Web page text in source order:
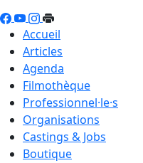
Accueil
Articles
Agenda
Filmothèque
Professionnel·le·s
Organisations
Castings & Jobs
Boutique